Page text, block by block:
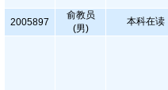
2005897
俞教员
(男)
本科在读